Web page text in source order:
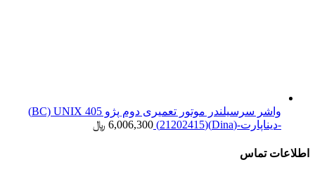
واشر سرسیلندر موتور تعمیری دوم پژو 405 BC) UNIX)
-دیناپارت-(Dina)(21202415)
6,006,300 ﷼
اطلاعات تماس